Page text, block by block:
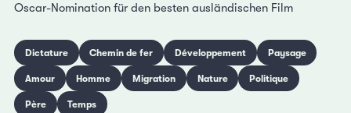
Oscar-Nomination für den besten ausländischen Film
Dictature Chemin de fer Développement Paysage
Amour Homme Migration Nature Politique
Père Temps